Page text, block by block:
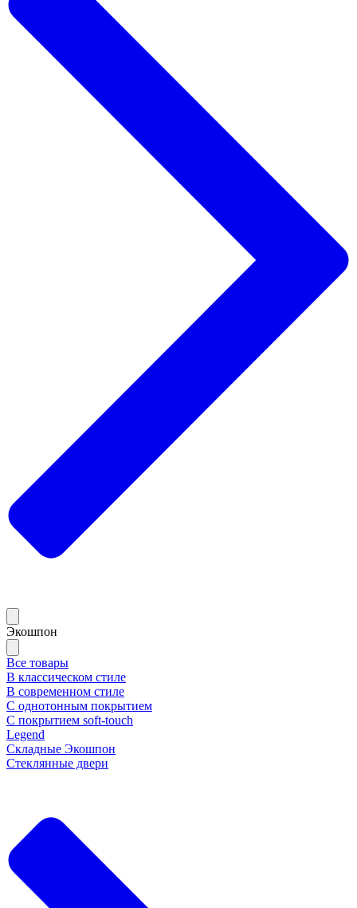
Экошпон
Все товары
В классическом стиле
В современном стиле
С однотонным покрытием
С покрытием soft-touch
Legend
Складные Экошпон
Стеклянные двери